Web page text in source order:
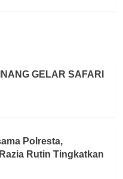
GELAR SAFARI
Polresta,
Rutin Tingkatkan